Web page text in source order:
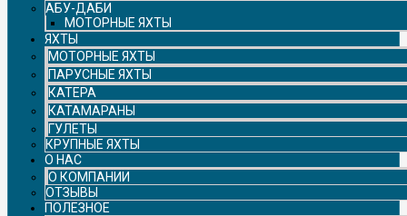
АБУ-ДАБИ
МОТОРНЫЕ ЯХТЫ
ЯХТЫ
МОТОРНЫЕ ЯХТЫ
ПАРУСНЫЕ ЯХТЫ
КАТЕРА
КАТАМАРАНЫ
ГУЛЕТЫ
КРУПНЫЕ ЯХТЫ
О НАС
О КОМПАНИИ
ОТЗЫВЫ
ПОЛЕЗНОЕ